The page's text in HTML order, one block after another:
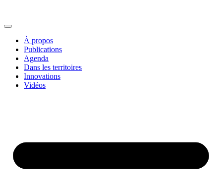
À propos
Publications
Agenda
Dans les territoires
Innovations
Vidéos